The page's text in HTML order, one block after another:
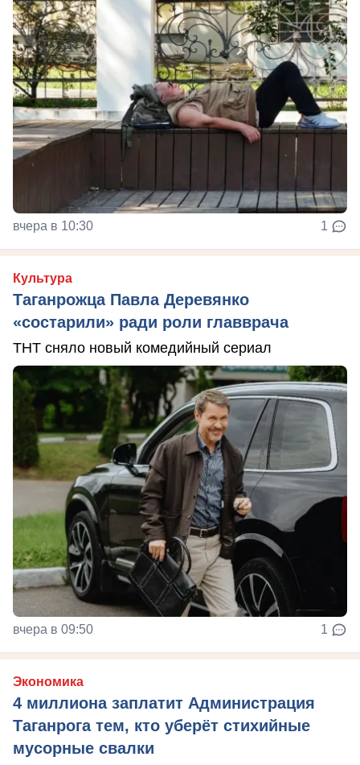
вчера в 10:30 1
Культура
Таганрожца Павла Деревянко
«состарили» ради роли главврача
ТНТ сняло новый комедийный сериал
вчера в 09:50 1
Экономика
4 миллиона заплатит Администрация
Таганрога тем, кто уберёт стихийные
мусорные свалки